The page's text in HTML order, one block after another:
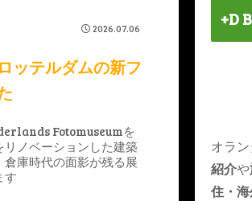
2026.07.06
ッテルダムの新フ
Fotomuseumを
リノベーションした建築
庫時代の面影が残る展
す
+D
オラン
紹介や
住・